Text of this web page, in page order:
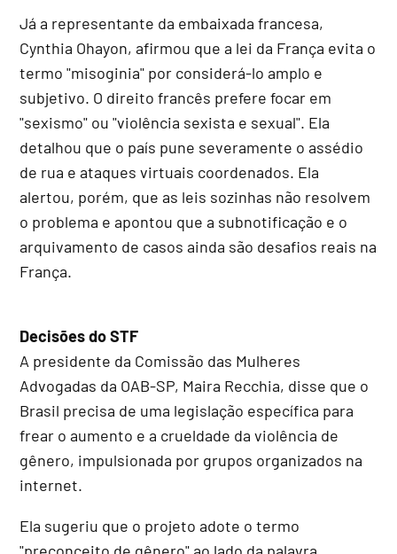
Já a representante da embaixada francesa,
Cynthia Ohayon, afirmou que a lei da França evita o
termo "misoginia" por considerá-lo amplo e
subjetivo. O direito francês prefere focar em
"sexismo" ou "violência sexista e sexual". Ela
detalhou que o país pune severamente o assédio
de rua e ataques virtuais coordenados. Ela
alertou, porém, que as leis sozinhas não resolvem
o problema e apontou que a subnotificação e o
arquivamento de casos ainda são desafios reais na
França.
Decisões do STF
A presidente da Comissão das Mulheres
Advogadas da OAB-SP, Maira Recchia, disse que o
Brasil precisa de uma legislação específica para
frear o aumento e a crueldade da violência de
gênero, impulsionada por grupos organizados na
internet.
Ela sugeriu que o projeto adote o termo